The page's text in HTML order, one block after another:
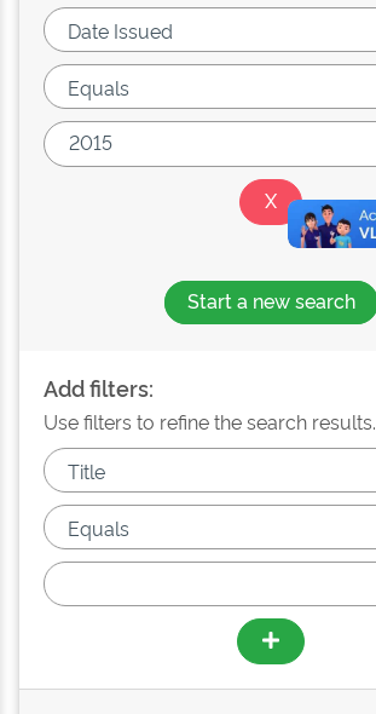
Start a new search
Add filters:
Use filters to refine the search results.